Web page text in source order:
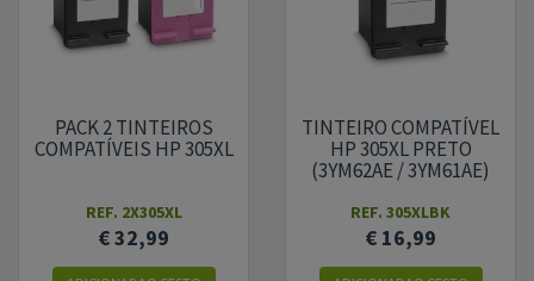
PACK 2 TINTEIROS
COMPATÍVEIS HP 305XL
REF. 2X305XL
€ 32,99
TINTEIRO COMPATÍVEL
HP 305XL PRETO
(3YM62AE / 3YM61AE)
REF. 305XLBK
€ 16,99